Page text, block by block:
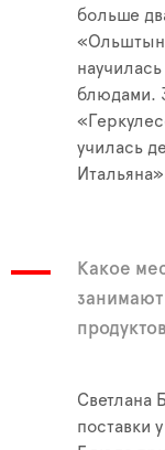
больше
блюдами.
училась
Какое
Светлана
поставки